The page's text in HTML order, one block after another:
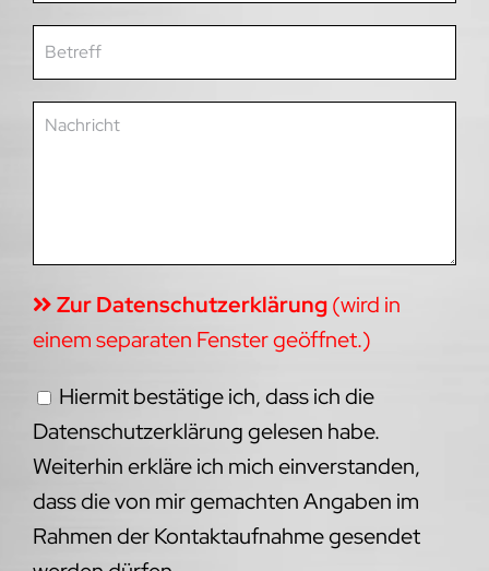
Zur Datenschutzerklärung(wird in
einem separaten Fenster geöffnet.)
Hiermit bestätige ich, dass ich die
Datenschutzerklärung gelesen habe.
Weiterhin erkläre ich mich einverstanden,
dass die von mir gemachten Angaben im
Rahmen der Kontaktaufnahme gesendet